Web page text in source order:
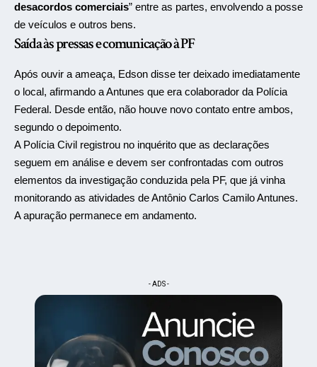
desacordos comerciais” entre as partes, envolvendo a posse
de veículos e outros bens.
Saída às pressas e comunicação à PF
Após ouvir a ameaça, Edson disse ter deixado imediatamente
o local, afirmando a Antunes que era colaborador da Polícia
Federal. Desde então, não houve novo contato entre ambos,
segundo o depoimento.
A Polícia Civil registrou no inquérito que as declarações
seguem em análise e devem ser confrontadas com outros
elementos da investigação conduzida pela PF, que já vinha
monitorando as atividades de Antônio Carlos Camilo Antunes.
A apuração permanece em andamento.
- ADS -